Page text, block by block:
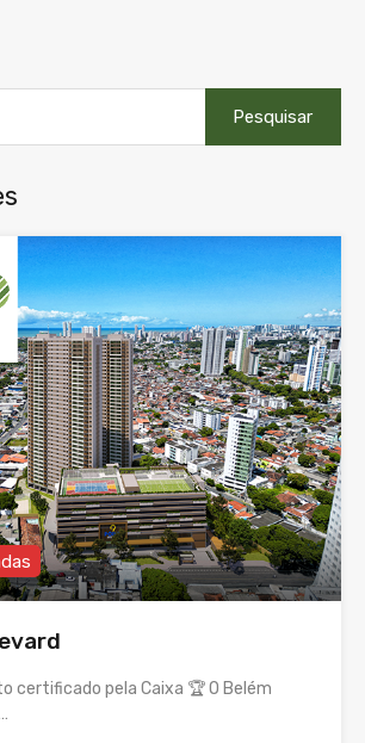
por:
certificado pela Caixa 🏆 O Belém